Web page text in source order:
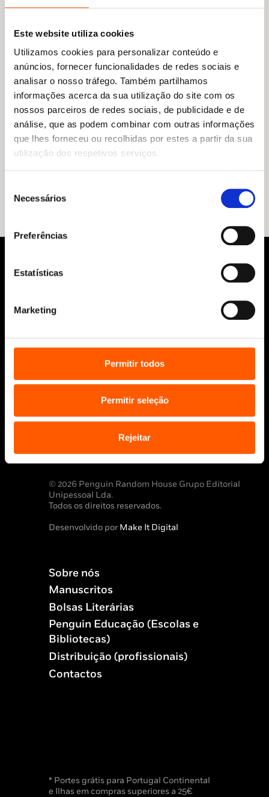
Este website utiliza cookies
Utilizamos cookies para personalizar conteúdo e
anúncios, fornecer funcionalidades de redes sociais e
analisar o nosso tráfego. Também partilhamos
informações acerca da sua utilização do site com os
nossos parceiros de redes sociais, de publicidade e de
análise, que as podem combinar com outras informações
que lhes forneceu ou recolhidas por estes a partir da sua
utilização dos respetivos serviços.
Necessários
Preferências
Estatísticas
Marketing
Permitir todos
Permitir seleção
Rejeitar
23,99€O
preço
21,59€ O
Orlando Furioso, de Ludovico Ariosto, Contado por Italo
Siga-nos:
Política de segurança e privacidade
Ajuda, Termos e Condições
© 2026 Penguin Random House Grupo Editorial
Unipessoal Lda.
Todos os direitos reservados.
Desenvolvido porMake It Digital
Sobre nós
Manuscritos
Bolsas Literárias
Penguin Educação (Escolas e
Bibliotecas)
Distribuição (profissionais)
Contactos
* Portes grátis para Portugal Continental
e Ilhas em compras superiores a 25€